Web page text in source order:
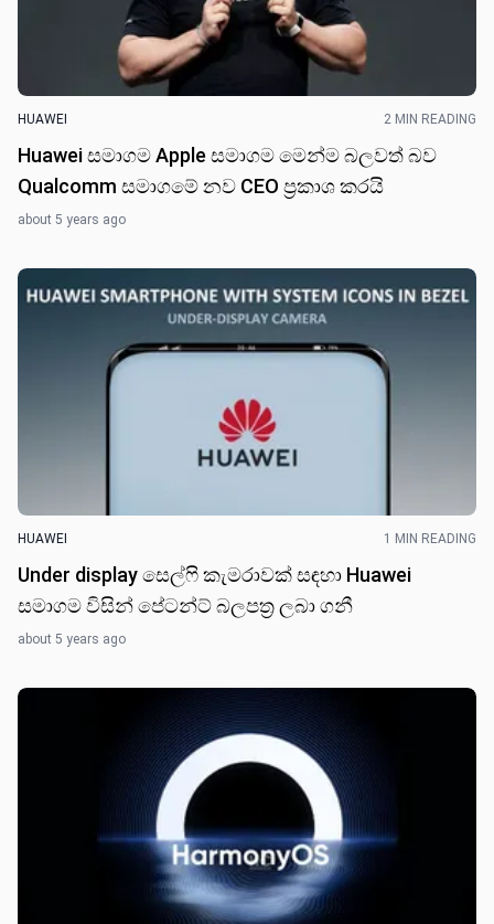
HUAWEI 2 MIN READING
Huawei සමාගම Apple සමාගම මෙන්ම බලවත් බව
Qualcomm සමාගමේ නව CEO ප්‍රකාශ කරයි
about 5 years ago
HUAWEI 1 MIN READING
Under display සෙල්ෆි කැමරාවක් සඳහා Huawei
සමාගම විසින් පේටන්ට් බලපත්‍ර ලබා ගනී
about 5 years ago